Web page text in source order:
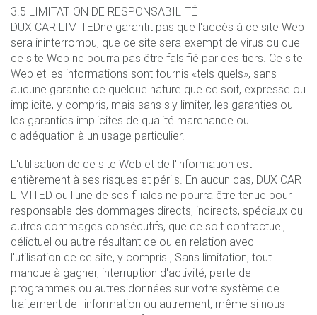
3.5 LIMITATION DE RESPONSABILITÉ
DUX CAR LIMITEDne garantit pas que l'accès à ce site Web
sera ininterrompu, que ce site sera exempt de virus ou que
ce site Web ne pourra pas être falsifié par des tiers. Ce site
Web et les informations sont fournis «tels quels», sans
aucune garantie de quelque nature que ce soit, expresse ou
implicite, y compris, mais sans s'y limiter, les garanties ou
les garanties implicites de qualité marchande ou
d'adéquation à un usage particulier.
L'utilisation de ce site Web et de l'information est
entièrement à ses risques et périls. En aucun cas, DUX CAR
LIMITED ou l'une de ses filiales ne pourra être tenue pour
responsable des dommages directs, indirects, spéciaux ou
autres dommages consécutifs, que ce soit contractuel,
délictuel ou autre résultant de ou en relation avec
l'utilisation de ce site, y compris , Sans limitation, tout
manque à gagner, interruption d'activité, perte de
programmes ou autres données sur votre système de
traitement de l'information ou autrement, même si nous